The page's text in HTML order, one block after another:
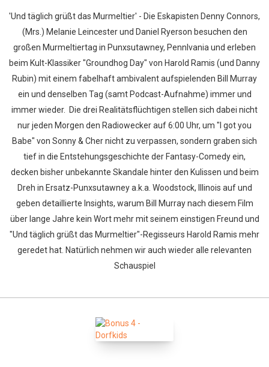
'Und täglich grüßt das Murmeltier' - Die Eskapisten Denny Connors,
(Mrs.) Melanie Leincester und Daniel Ryerson besuchen den
großen Murmeltiertag in Punxsutawney, Pennlvania und erleben
beim Kult-Klassiker "Groundhog Day" von Harold Ramis (und Danny
Rubin) mit einem fabelhaft ambivalent aufspielenden Bill Murray
ein und denselben Tag (samt Podcast-Aufnahme) immer und
immer wieder. Die drei Realitätsflüchtigen stellen sich dabei nicht
nur jeden Morgen den Radiowecker auf 6:00 Uhr, um "I got you
Babe" von Sonny & Cher nicht zu verpassen, sondern graben sich
tief in die Entstehungsgeschichte der Fantasy-Comedy ein,
decken bisher unbekannte Skandale hinter den Kulissen und beim
Dreh in Ersatz-Punxsutawney a.k.a. Woodstock, Illinois auf und
geben detaillierte Insights, warum Bill Murray nach diesem Film
über lange Jahre kein Wort mehr mit seinem einstigen Freund und
"Und täglich grüßt das Murmeltier"-Regisseurs Harold Ramis mehr
geredet hat. Natürlich nehmen wir auch wieder alle relevanten
Schauspiel